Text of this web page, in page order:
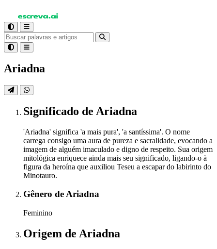
Ariadna
Significado de Ariadna
'Ariadna' significa 'a mais pura', 'a santíssima'. O nome
carrega consigo uma aura de pureza e sacralidade, evocando a
imagem de alguém imaculado e digno de respeito. Sua origem
mitológica enriquece ainda mais seu significado, ligando-o à
figura da heroína que auxiliou Teseu a escapar do labirinto do
Minotauro.
Gênero de Ariadna
Feminino
Origem de Ariadna